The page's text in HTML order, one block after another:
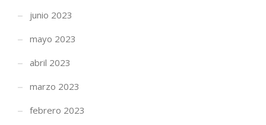
junio 2023
mayo 2023
abril 2023
marzo 2023
febrero 2023